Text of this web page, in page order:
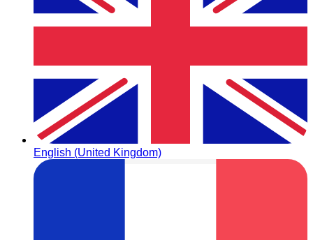
English (United Kingdom)